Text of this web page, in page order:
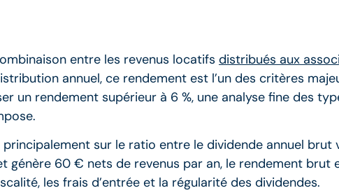
entre les revenus locatifs distribués aux
annuel, ce rendement est l’un des critères
un rendement supérieur à 6 %, une analyse fine des
principalement sur le ratio entre le dividende annuel
génère 60 € nets de revenus par an, le rendement brut
les frais d’entrée et la régularité des dividendes.